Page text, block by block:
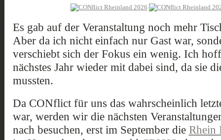
Es gab auf der Veranstaltung noch mehr
Aber da ich nicht einfach nur Gast war,
verschiebt sich der Fokus ein wenig. Ich
nächstes Jahr wieder mit dabei sind, da sie
mussten.
Da CONflict für uns das wahrscheinlich
war, werden wir die nächsten
nach besuchen, erst im September die Rhein